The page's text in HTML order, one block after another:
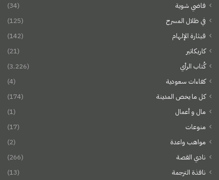
فاضي شوية
(34)
في ظلال المسرح
(125)
قيثارة الإلهام
(142)
كاريكاتير
(21)
كُتاب الرأي
(3٬226)
كفاءات سعودية
(4)
كل ما يخص المدينة
(174)
مال و أعمال
(1)
منوعات
(17)
مواهب واعدة
(2)
نادي القصة
(266)
نافذة الترجمة
(13)